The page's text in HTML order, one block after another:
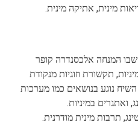
מינית, אתיקה מינית.
שבו המנחה אלכסנדרה קופר
תקשורת וזוגיות מנקודת
נוגע בנושאים כמו מערכות
ואתגרים במיניות.
תרבות מינית מודרנית.